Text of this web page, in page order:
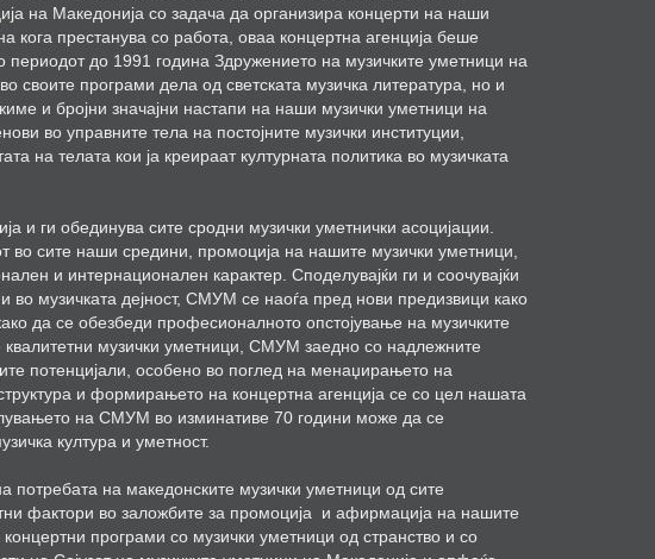
на Македонија со задача да организира концерти на наши
кога престанува со работа, оваа концертна агенција беше
периодот до 1991 година Здружението на музичките уметници на
своите програми дела од светската музичка литература, но и
и бројни значајни настапи на наши музички уметници на
во управните тела на постојните музички институции,
на телата кои ја креираат културната политика во музичката
ги обединува сите сродни музички уметнички асоцијации.
во сите наши средини, промоција на нашите музички уметници,
и интернационален карактер. Споделувајќи ги и соочувајќи
музичката дејност, СМУМ се наоѓа пред нови предизвици како
да се обезбеди професионалното опстојување на музичките
музички уметници, СМУМ заедно со надлежните
потенцијали, особено во поглед на менаџирањето на
и формирањето на концертна агенција се со цел нашата
на СМУМ во изминативе 70 години може да се
култура и уметност.
потребата на македонските музички уметници од сите
фактори во заложбите за промоција и афирмација на нашите
програми со музички уметници од странство и со